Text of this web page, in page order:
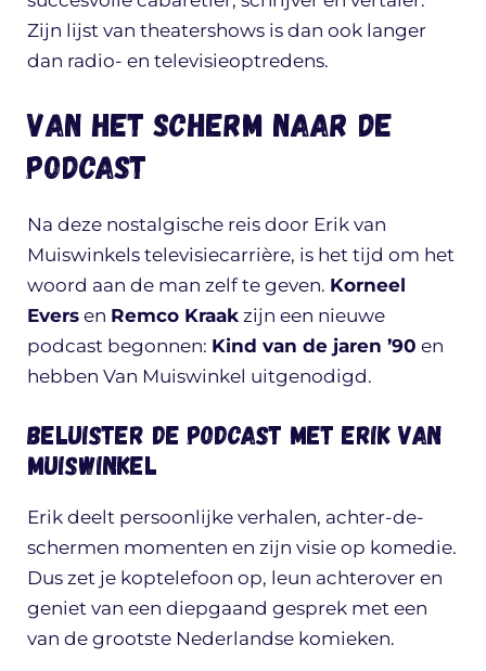
Zijn lijst van theatershows is dan ook langer
dan radio- en televisieoptredens.
Van het scherm naar de
podcast
Na deze nostalgische reis door Erik van
Muiswinkels televisiecarrière, is het tijd om het
woord aan de man zelf te geven. Korneel
Evers en Remco Kraak zijn een nieuwe
podcast begonnen: Kind van de jaren ’90 en
hebben Van Muiswinkel uitgenodigd.
Beluister de podcast met Erik van
Muiswinkel
Erik deelt persoonlijke verhalen, achter-de-
schermen momenten en zijn visie op komedie.
Dus zet je koptelefoon op, leun achterover en
geniet van een diepgaand gesprek met een
van de grootste Nederlandse komieken.